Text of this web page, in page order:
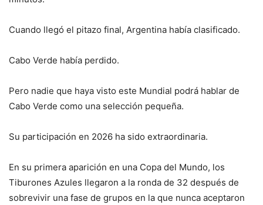
Cuando llegó el pitazo final, Argentina había clasificado.
Cabo Verde había perdido.
Pero nadie que haya visto este Mundial podrá hablar de
Cabo Verde como una selección pequeña.
Su participación en 2026 ha sido extraordinaria.
En su primera aparición en una Copa del Mundo, los
Tiburones Azules llegaron a la ronda de 32 después de
sobrevivir una fase de grupos en la que nunca aceptaron